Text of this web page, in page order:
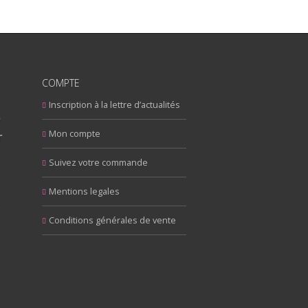
COMPTE
Inscription à la lettre d’actualités
Mon compte
Suivez votre commande
Mentions legales
Conditions générales de vente